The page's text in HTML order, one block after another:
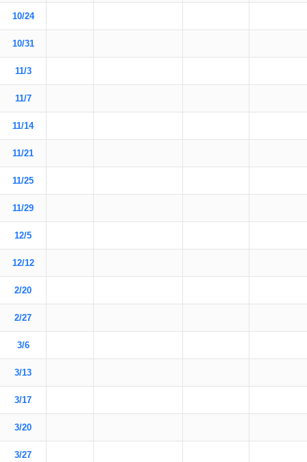
10/24
10/31
11/3
11/7
11/14
11/21
11/25
11/29
12/5
12/12
2/20
2/27
3/6
3/13
3/17
3/20
3/27